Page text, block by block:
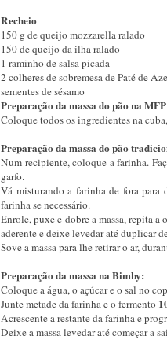
Recheio
150 g de queijo mozzarella ralado
150 de queijo da ilha ralado
1 raminho de salsa picada
2 colheres de sobremesa de Paté de
sementes de sésamo
Preparação da massa do pão na
Coloque todos os ingredientes na
Preparação da massa do pão
Num recipiente, coloque a farinha.
garfo.
Vá misturando a farinha de fora para
farinha se necessário.
Enrole, puxe e dobre a massa, repita
aderente e deixe levedar até duplicar
Sove a massa para lhe retirar o ar,
Preparação da massa na Bimby:
Coloque a água, o açúcar e o sal no
Junte metade da farinha e o fermento
Acrescente a restante da farinha e
Deixe a massa levedar até começar a